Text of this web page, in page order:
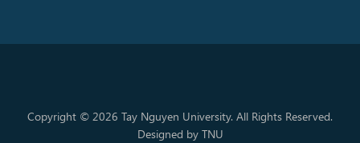
Copyright © 2026 Tay Nguyen University. All Rights Reserved.
Designed by TNU